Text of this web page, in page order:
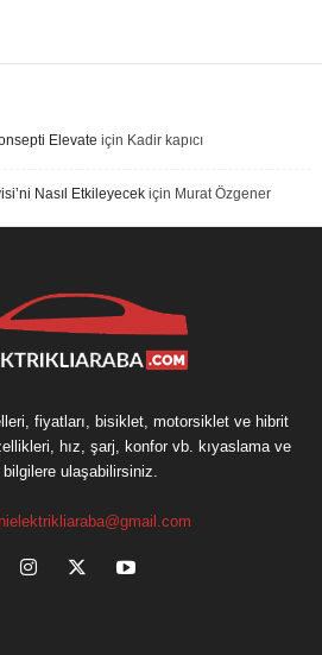
Elevate için Kadir kapıcı
Nasıl Etkileyecek için Murat Özgener
fiyatları, bisiklet, motorsiklet ve hibrit
hız, şarj, konfor vb. kıyaslama ve
ulaşabilirsiniz.